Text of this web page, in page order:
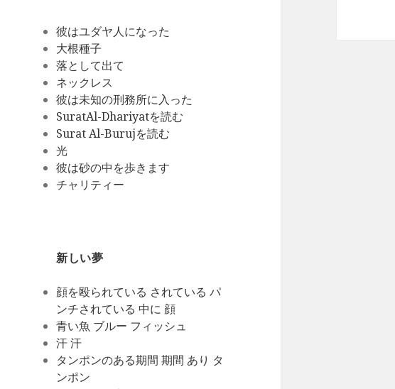
彼はユダヤ人になった
大根種子
落として出て
ネックレス
彼は未知の刑務所に入った
SuratAl-Dhariyatを読む
Surat Al-Burujを読む
光
彼は砂の中を歩きます
チャリティー
新しい夢
顔を殴られている されている パ
ンチされている 中に 顔
青い魚 ブルー フィッシュ
汗 汗
タンポンのある期間 期間 あり タ
ンポン